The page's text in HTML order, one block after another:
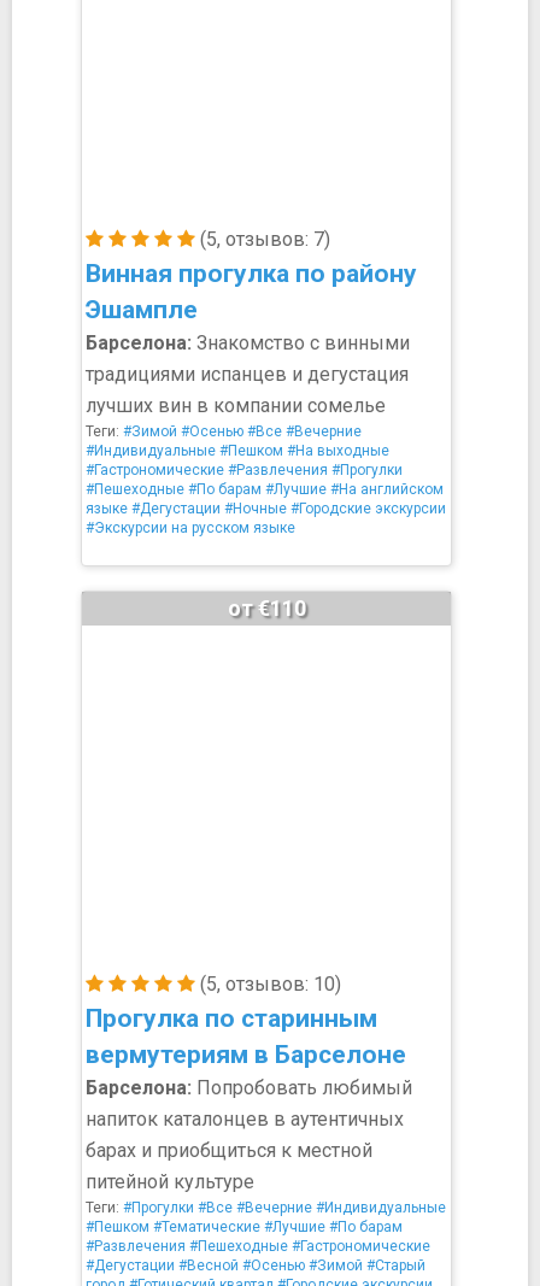
(5, отзывов: 7)
Винная прогулка по району
Эшампле
Барселона: Знакомство с винными
традициями испанцев и дегустация
лучших вин в компании сомелье
Теги: #Зимой #Осенью #Все #Вечерние
#Индивидуальные #Пешком #На выходные
#Гастрономические #Развлечения #Прогулки
#Пешеходные #По барам #Лучшие #На английском
языке #Дегустации #Ночные #Городские экскурсии
#Экскурсии на русском языке
(5, отзывов: 10)
Прогулка по старинным
вермутериям в Барселоне
от €110
Барселона: Попробовать любимый
напиток каталонцев в аутентичных
барах и приобщиться к местной
питейной культуре
Теги: #Прогулки #Все #Вечерние #Индивидуальные
#Пешком #Тематические #Лучшие #По барам
#Развлечения #Пешеходные #Гастрономические
#Дегустации #Весной #Осенью #Зимой #Старый